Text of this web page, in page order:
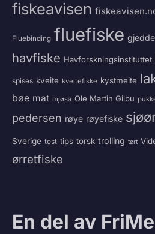
fiskeavisen
Fluebinding fluefiske gjedde
havfiske Havforskningsinstituttet
spises kveite kveitefiske kystmeite
bøe mat mjøsa Ole Martin Gilbu
pedersen røye røyefiske
Sverige test tips torsk trolling tørt
ørretfiske
En del av